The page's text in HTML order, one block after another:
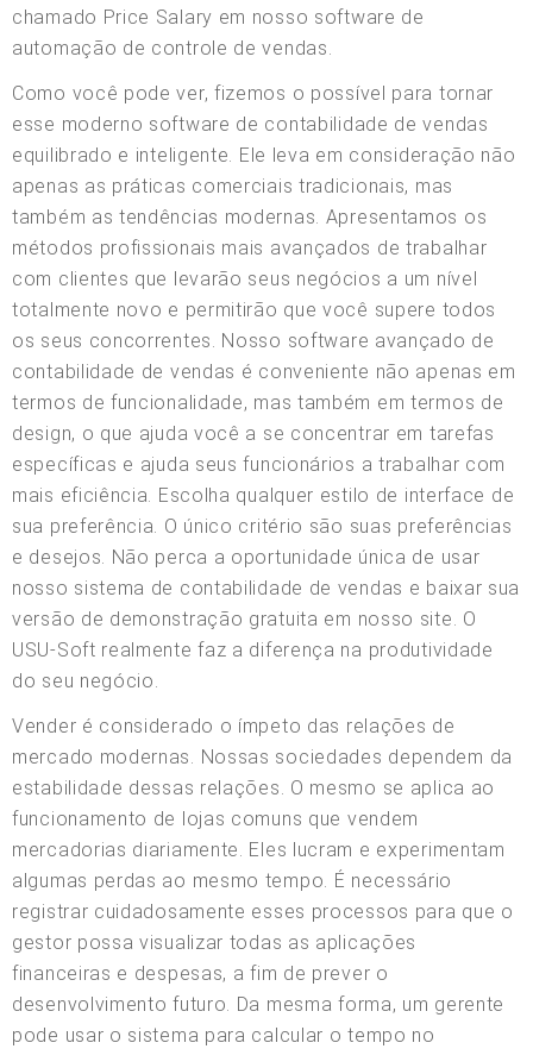
chamado Price Salary em nosso software de
automação de controle de vendas.
Como você pode ver, fizemos o possível para tornar
esse moderno software de contabilidade de vendas
equilibrado e inteligente. Ele leva em consideração não
apenas as práticas comerciais tradicionais, mas
também as tendências modernas. Apresentamos os
métodos profissionais mais avançados de trabalhar
com clientes que levarão seus negócios a um nível
totalmente novo e permitirão que você supere todos
os seus concorrentes. Nosso software avançado de
contabilidade de vendas é conveniente não apenas em
termos de funcionalidade, mas também em termos de
design, o que ajuda você a se concentrar em tarefas
específicas e ajuda seus funcionários a trabalhar com
mais eficiência. Escolha qualquer estilo de interface de
sua preferência. O único critério são suas preferências
e desejos. Não perca a oportunidade única de usar
nosso sistema de contabilidade de vendas e baixar sua
versão de demonstração gratuita em nosso site. O
USU-Soft realmente faz a diferença na produtividade
do seu negócio.
Vender é considerado o ímpeto das relações de
mercado modernas. Nossas sociedades dependem da
estabilidade dessas relações. O mesmo se aplica ao
funcionamento de lojas comuns que vendem
mercadorias diariamente. Eles lucram e experimentam
algumas perdas ao mesmo tempo. É necessário
registrar cuidadosamente esses processos para que o
gestor possa visualizar todas as aplicações
financeiras e despesas, a fim de prever o
desenvolvimento futuro. Da mesma forma, um gerente
pode usar o sistema para calcular o tempo no